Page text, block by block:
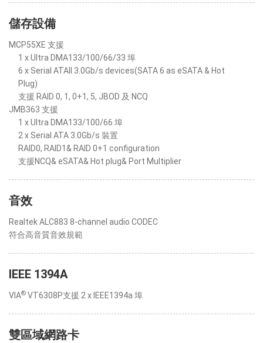
儲存設備
MCP55XE 支援
1 x Ultra DMA133/100/66/33 埠
6 x Serial ATAII 3.0Gb/s devices(SATA 6 as eSATA & Hot
Plug)
支援 RAID 0, 1, 0+1, 5, JBOD 及 NCQ
JMB363 支援
1 x Ultra DMA133/100/66 埠
2 x Serial ATA 3.0Gb/s 裝置
RAID0, RAID1& RAID 0+1 configuration
支援NCQ& eSATA& Hot plug& Port Multiplier
音效
Realtek ALC883 8-channel audio CODEC
符合高音質音效規範
IEEE 1394A
VIA® VT6308P支援 2 x IEEE1394a 埠
雙區域網路卡